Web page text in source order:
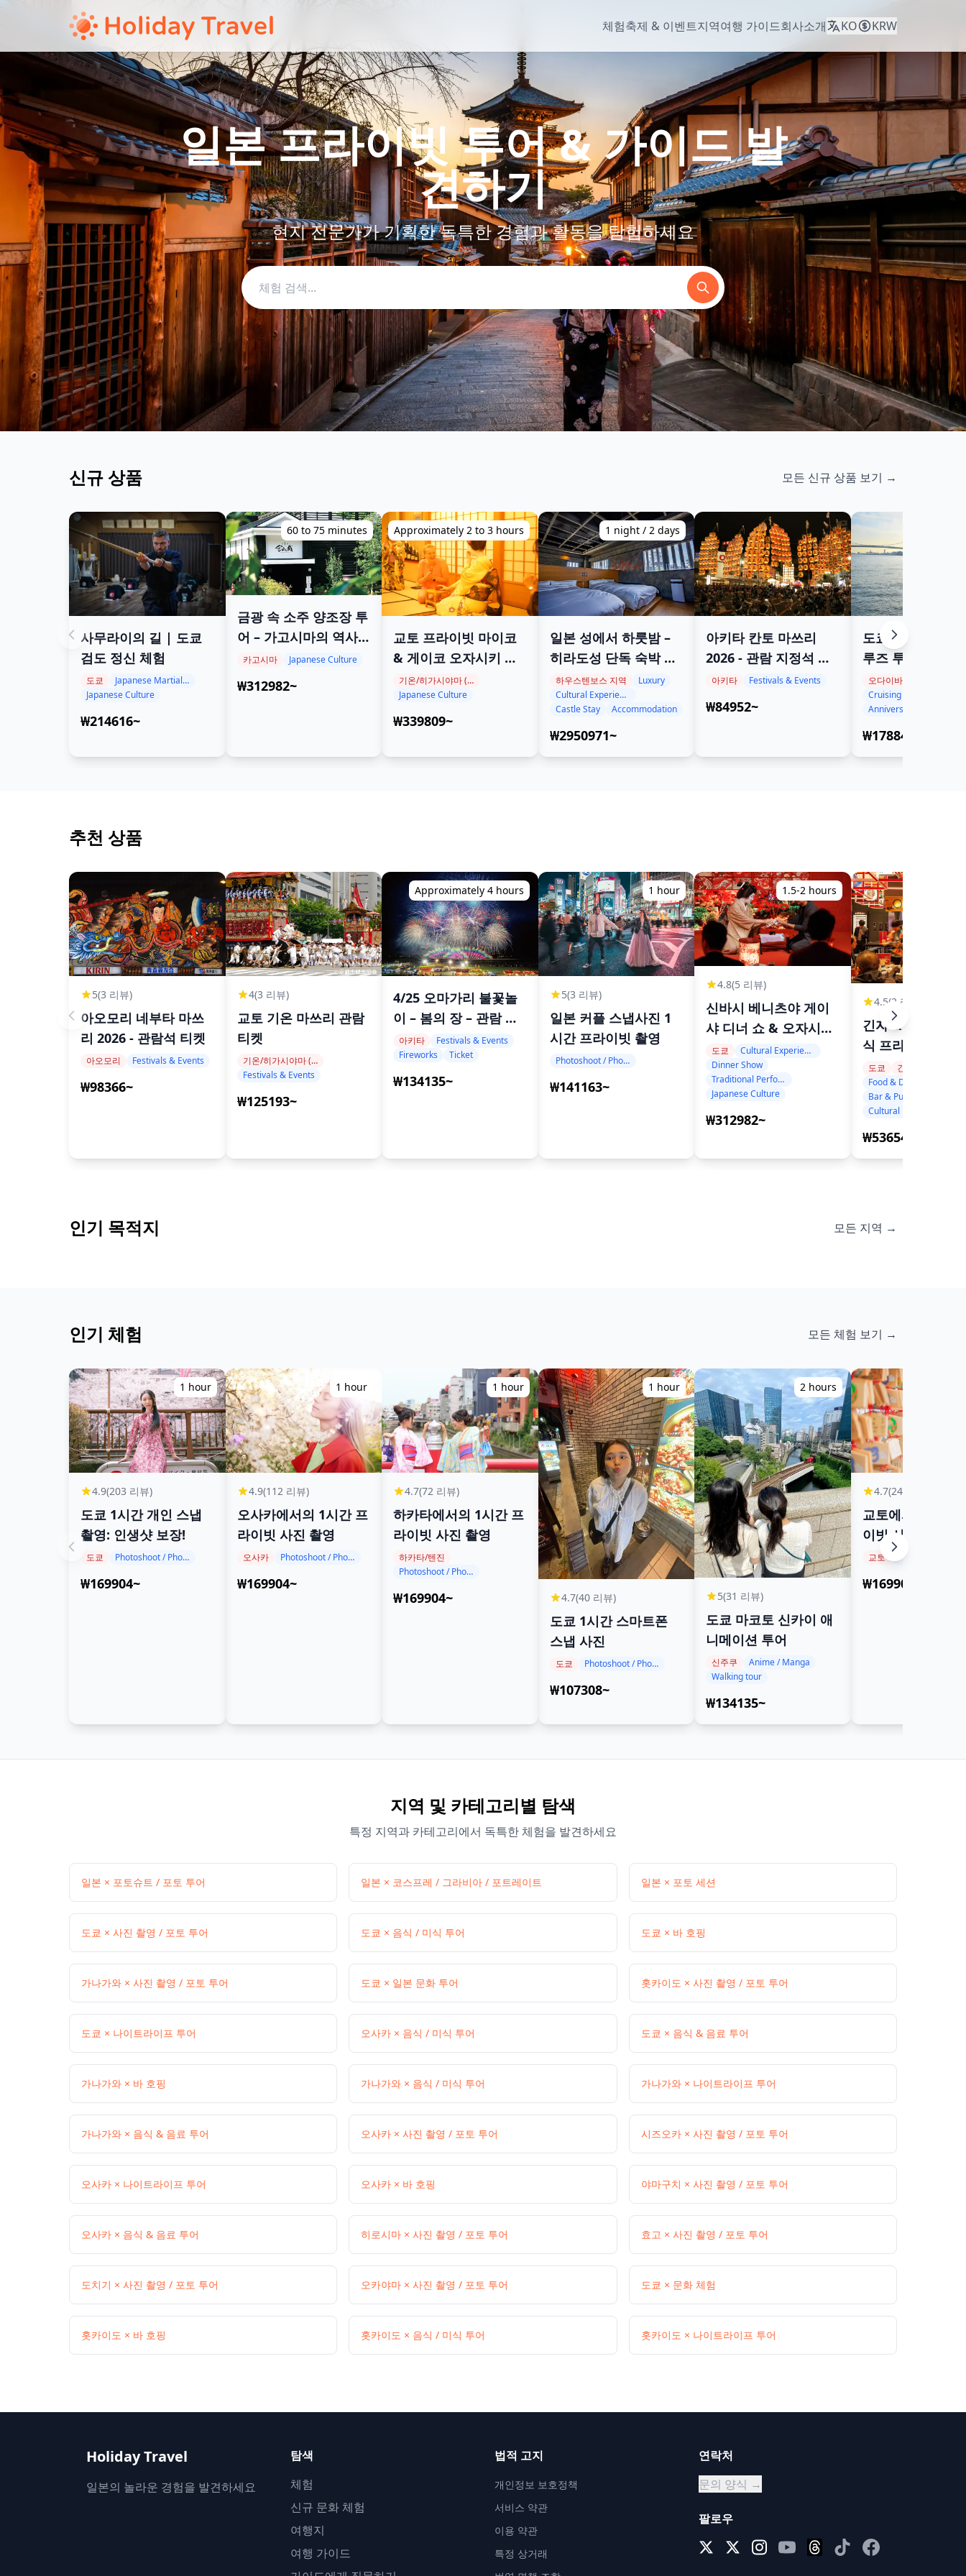
체험축제 & 이벤트지역여행 가이드회사소개 KO KRW
일본 프라이빗 투어 & 가이드 발
견하기
현지 전문가가 기획한 독특한 경험과 활동을 탐험하세요
신규 상품 모든 신규 상품 보기 →
사무라이의 길 | 도쿄
검도 정신 체험
도쿄
Japanese Martial Arts Experience
Japanese Culture
₩214616~
60 to 75 minutes
금광 속 소주 양조장 투
어 – 가고시마의 역사
적인 지하 동굴을 트롤
리로 탐험하다
카고시마 Japanese Culture
₩312982~
Approximately 2 to 3 hours
교토 프라이빗 마이코
& 게이코 오자시키 체
험 – 일본 최고의 문화
전통을 독점으로 경험
하다
기온/히가시야마 (기요미즈데라, 야사카 신사, 헤안 신궁)
Japanese Culture
₩339809~
1 night / 2 days
일본 성에서 하룻밤 –
히라도성 단독 숙박 체
험
하우스텐보스 지역
Luxury
Cultural Experience
Castle Stay
Accommodation
₩2950971~
아키타 칸토 마쓰리
2026 - 관람 지정석 티
켓
아키타 Festivals & Events
₩84952~
도쿄 베이 프라이
루즈 투어 – 레인
브리지 뷰 소규모
오다이바
Cruising
Anniversary
₩1788467~
추천 상품
5(3 리뷰)
아오모리 네부타 마쓰
리 2026 - 관람석 티켓
아오모리 Festivals & Events
₩98366~
4(3 리뷰)
교토 기온 마쓰리 관람
티켓
기온/히가시야마 (기요미즈데라, 야사카 신사, 헤안 신궁)
Festivals & Events
₩125193~
Approximately 4 hours
4/25 오마가리 불꽃놀
이 – 봄의 장 – 관람 티
켓 + 영어 가이드
아키타
Festivals & Events
Fireworks
Ticket
₩134135~
1 hour
5(3 리뷰)
일본 커플 스냅사진 1
시간 프라이빗 촬영
Photoshoot / Photo tour
₩141163~
1.5-2 hours
4.8(5 리뷰)
신바시 베니츠야 게이
샤 디너 쇼 & 오자시키
아소비
도쿄
Cultural Experience
Dinner Show
Traditional Performance
Japanese Culture
₩312982~
4.5(2 리뷰)
긴자 & 신바시 현
식 프라이빗 투어
도쿄
Food & Drinks
Bar & Pub Tours
₩53654~
인기 목적지 모든 지역 →
인기 체험 모든 체험 보기 →
1 hour
4.9(203 리뷰)
도쿄 1시간 개인 스냅
촬영: 인생샷 보장!
도쿄 Photoshoot / Photo tour
₩169904~
1 hour
4.9(112 리뷰)
오사카에서의 1시간 프
라이빗 사진 촬영
오사카 Photoshoot / Photo tour
₩169904~
1 hour
4.7(72 리뷰)
하카타에서의 1시간 프
라이빗 사진 촬영
하카타/텐진
Photoshoot / Photo tour
₩169904~
1 hour
4.7(40 리뷰)
도쿄 1시간 스마트폰
스냅 사진
도쿄 Photoshoot / Photo tour
₩107308~
2 hours
5(31 리뷰)
도쿄 마코토 신카이 애
니메이션 투어
신주쿠
Anime / Manga
Walking tour
₩134135~
4.7(24 리뷰)
교토에서의 1시
이빗 사진 촬영
교토
₩169904~
지역 및 카테고리별 탐색
특정 지역과 카테고리에서 독특한 체험을 발견하세요
일본 × 포토슈트 / 포토 투어 일본 × 코스프레 / 그라비아 / 포트레이트 일본 × 포토 세션
도쿄 × 사진 촬영 / 포토 투어 도쿄 × 음식 / 미식 투어 도쿄 × 바 호핑
가나가와 × 사진 촬영 / 포토 투어 도쿄 × 일본 문화 투어 홋카이도 × 사진 촬영 / 포토 투어
도쿄 × 나이트라이프 투어 오사카 × 음식 / 미식 투어 도쿄 × 음식 & 음료 투어
가나가와 × 바 호핑 가나가와 × 음식 / 미식 투어 가나가와 × 나이트라이프 투어
가나가와 × 음식 & 음료 투어 오사카 × 사진 촬영 / 포토 투어 시즈오카 × 사진 촬영 / 포토 투어
오사카 × 나이트라이프 투어 오사카 × 바 호핑 야마구치 × 사진 촬영 / 포토 투어
오사카 × 음식 & 음료 투어 히로시마 × 사진 촬영 / 포토 투어 효고 × 사진 촬영 / 포토 투어
도치기 × 사진 촬영 / 포토 투어 오카야마 × 사진 촬영 / 포토 투어 도쿄 × 문화 체험
홋카이도 × 바 호핑 홋카이도 × 음식 / 미식 투어 홋카이도 × 나이트라이프 투어
Holiday Travel
일본의 놀라운 경험을 발견하세요
탐색
체험
신규 문화 체험
여행지
여행 가이드
법적 고지
개인정보 보호정책
서비스 약관
이용 약관
특정 상거래
연락처
문의 양식 →
팔로우